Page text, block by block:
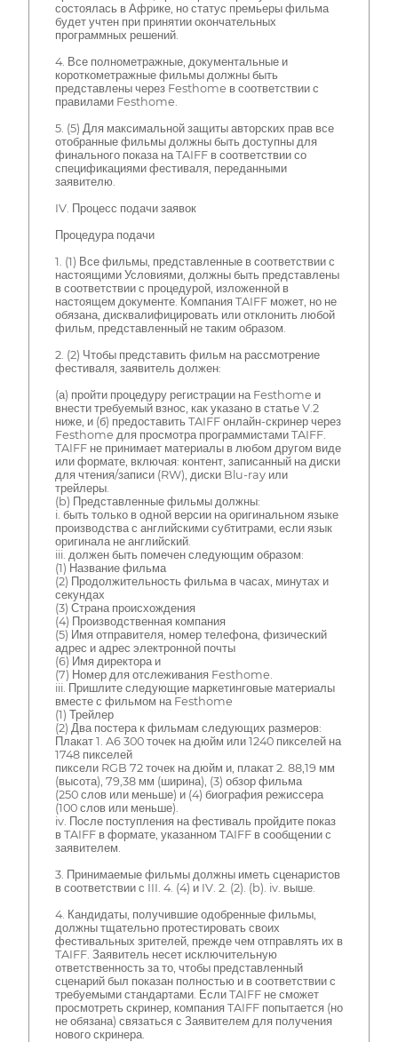
состоялась в Африке, но статус премьеры фильма
будет учтен при принятии окончательных
программных решений.
4. Все полнометражные, документальные и
короткометражные фильмы должны быть
представлены через Festhome в соответствии с
правилами Festhome.
5. (5) Для максимальной защиты авторских прав все
отобранные фильмы должны быть доступны для
финального показа на TAIFF в соответствии со
спецификациями фестиваля, переданными
заявителю.
IV. Процесс подачи заявок
Процедура подачи
1. (1) Все фильмы, представленные в соответствии с
настоящими Условиями, должны быть представлены
в соответствии с процедурой, изложенной в
настоящем документе. Компания TAIFF может, но не
обязана, дисквалифицировать или отклонить любой
фильм, представленный не таким образом.
2. (2) Чтобы представить фильм на рассмотрение
фестиваля, заявитель должен:
(а) пройти процедуру регистрации на Festhome и
внести требуемый взнос, как указано в статье V.2
ниже, и (б) предоставить TAIFF онлайн-скринер через
Festhome для просмотра программистами TAIFF.
TAIFF не принимает материалы в любом другом виде
или формате, включая: контент, записанный на диски
для чтения/записи (RW), диски Blu-ray или
трейлеры.
(b) Представленные фильмы должны:
i. быть только в одной версии на оригинальном языке
производства с английскими субтитрами, если язык
оригинала не английский.
iii. должен быть помечен следующим образом:
(1) Название фильма
(2) Продолжительность фильма в часах, минутах и
секундах
(3) Страна происхождения
(4) Производственная компания
(5) Имя отправителя, номер телефона, физический
адрес и адрес электронной почты
(6) Имя директора и
(7) Номер для отслеживания Festhome.
iii. Пришлите следующие маркетинговые материалы
вместе с фильмом на Festhome
(1) Трейлер
(2) Два постера к фильмам следующих размеров:
Плакат 1. A6 300 точек на дюйм или 1240 пикселей на
1748 пикселей
пиксели RGB 72 точек на дюйм и, плакат 2. 88,19 мм
(высота), 79,38 мм (ширина), (3) обзор фильма
(250 слов или меньше) и (4) биография режиссера
(100 слов или меньше).
iv. После поступления на фестиваль пройдите показ
в TAIFF в формате, указанном TAIFF в сообщении с
заявителем.
3. Принимаемые фильмы должны иметь сценаристов
в соответствии с III. 4. (4) и IV. 2. (2). (b). iv. выше.
4. Кандидаты, получившие одобренные фильмы,
должны тщательно протестировать своих
фестивальных зрителей, прежде чем отправлять их в
TAIFF. Заявитель несет исключительную
ответственность за то, чтобы представленный
сценарий был показан полностью и в соответствии с
требуемыми стандартами. Если TAIFF не сможет
просмотреть скринер, компания TAIFF попытается (но
не обязана) связаться с Заявителем для получения
нового скринера.